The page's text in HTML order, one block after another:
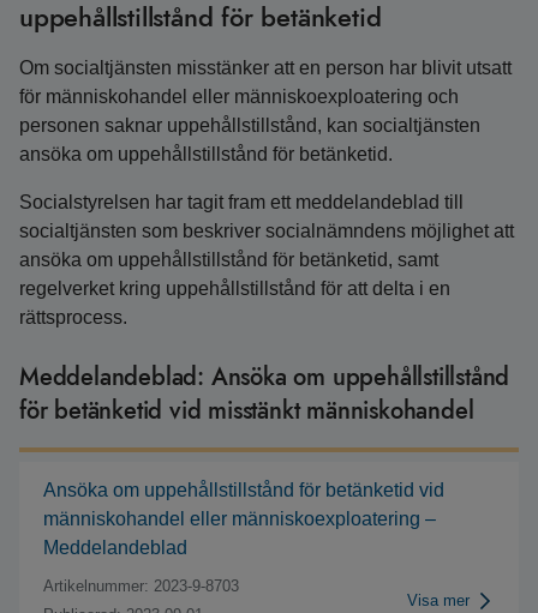
uppehållstillstånd för betänketid
Om socialtjänsten misstänker att en person har blivit utsatt
för människohandel eller människoexploatering och
personen saknar uppehållstillstånd, kan socialtjänsten
ansöka om uppehållstillstånd för betänketid.
Socialstyrelsen har tagit fram ett meddelandeblad till
socialtjänsten som beskriver socialnämndens möjlighet att
ansöka om uppehållstillstånd för betänketid, samt
regelverket kring uppehållstillstånd för att delta i en
rättsprocess.
Meddelandeblad: Ansöka om uppehållstillstånd
för betänketid vid misstänkt människohandel
Ansöka om uppehållstillstånd för betänketid vid
människohandel eller människoexploatering –
Meddelandeblad
Artikelnummer: 2023-9-8703
Visa mer